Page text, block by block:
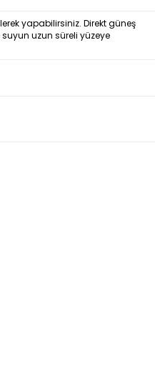
yapabilirsiniz. Direkt güneş
suyun uzun süreli yüzeye